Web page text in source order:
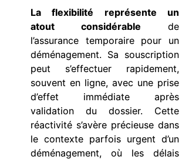
La flexibilité représente un
atout considérable de
l’assurance temporaire pour un
déménagement. Sa souscription
peut s’effectuer rapidement,
souvent en ligne, avec une prise
d’effet immédiate après
validation du dossier. Cette
réactivité s’avère précieuse dans
le contexte parfois urgent d’un
déménagement, où les délais